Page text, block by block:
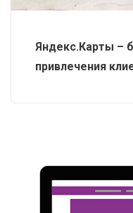
Яндекс.Карты –
привлечения